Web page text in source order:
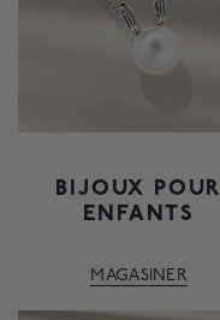
BIJOUX POUR
ENFANTS
MAGASINER